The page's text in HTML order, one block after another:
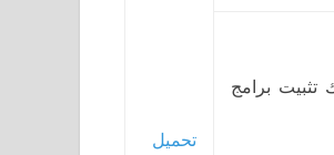
تحميل
تثبيت برامج